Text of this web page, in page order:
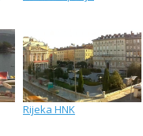
Rijeka HNK